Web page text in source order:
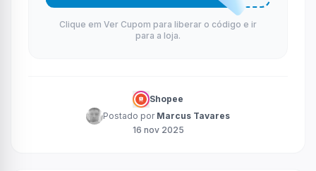
Clique em Ver Cupom para liberar o código e ir
para a loja.
Shopee
Postado por Marcus Tavares
16 nov 2025